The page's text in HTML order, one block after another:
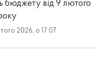
бюджету від 9 лютого
2026, о 17:07